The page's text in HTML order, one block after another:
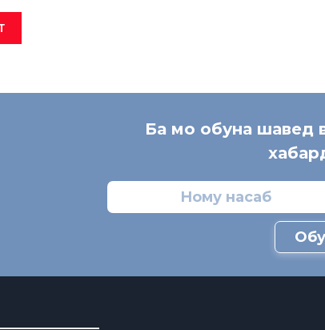
Ба мо обуна шавед